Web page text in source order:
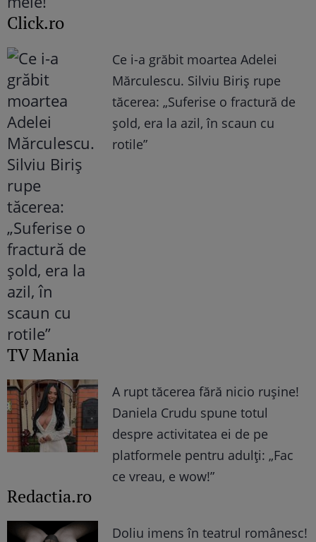
Click.ro
Ce i-a grăbit moartea Adelei
Mărculescu. Silviu Biriș rupe
tăcerea: „Suferise o fractură de
șold, era la azil, în scaun cu
rotile”
TV Mania
A rupt tăcerea fără nicio rușine!
Daniela Crudu spune totul
despre activitatea ei de pe
platformele pentru adulți: „Fac
ce vreau, e wow!”
Redactia.ro
Doliu imens în teatrul românesc!